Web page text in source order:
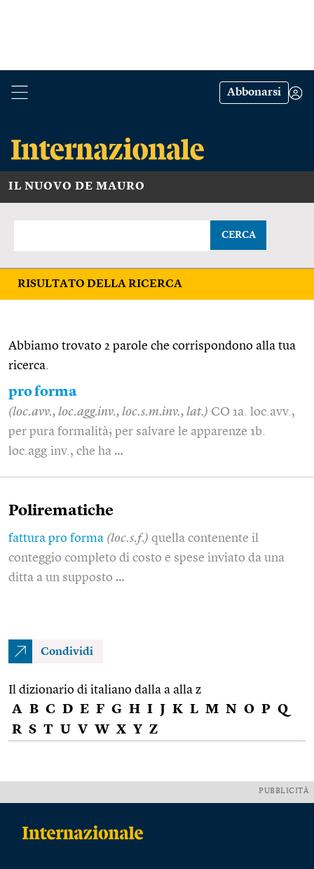
Abbonarsi
IL NUOVO DE MAURO
CERCA
RISULTATO DELLA RICERCA
Abbiamo trovato 2 parole che corrispondono alla tua
ricerca.
pro forma
(loc.avv., loc.agg.inv., loc.s.m.inv., lat.) CO 1a. loc.avv.,
per pura formalità; per salvare le apparenze 1b.
loc.agg.inv., che ha …
Polirematiche
fattura pro forma (loc.s.f.) quella contenente il
conteggio completo di costo e spese inviato da una
ditta a un supposto …
Condividi
Il dizionario di italiano dalla a alla z
A B C D E F G H I J K L M N O P Q
R S T U V W X Y Z
PUBBLICITÀ